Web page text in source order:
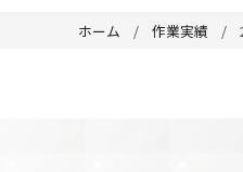
ホーム 作業実績